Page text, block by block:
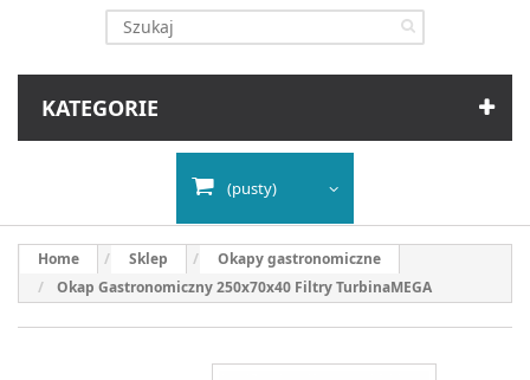
KATEGORIE
(pusty)
Home Sklep
Okapy gastronomiczne
Okap Gastronomiczny 250x70x40 Filtry TurbinaMEGA